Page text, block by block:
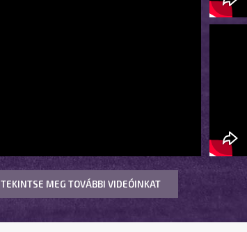
TEKINTSE MEG TOVÁBBI VIDEÓINKAT